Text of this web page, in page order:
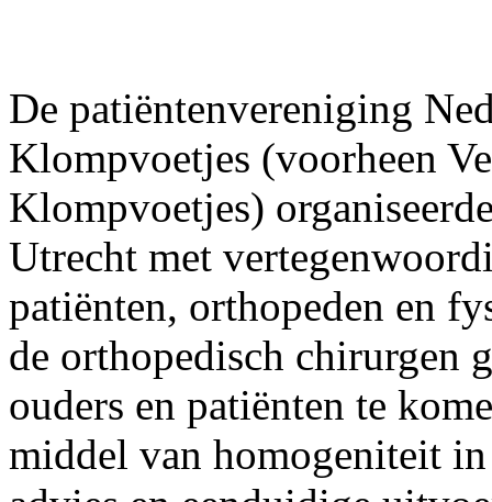
De patiëntenvereniging
Klompvoetjes (voorheen
Klompvoetjes)
Utrecht met
patiënten, orthopeden en
de orthopedisch chirurgen
ouders en patiënten te
middel van homogeniteit